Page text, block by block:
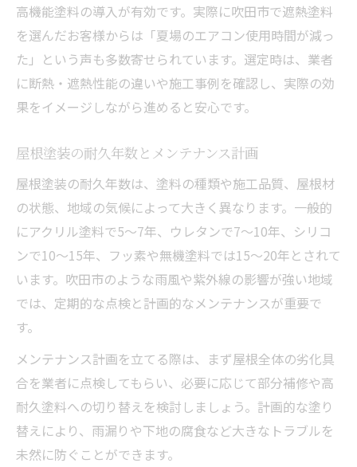
高機能塗料の導入が有効です。実際に吹田市で遮熱塗料
を選んだお客様からは「夏場のエアコン使用時間が減っ
た」という声も多数寄せられています。選定時は、業者
に断熱・遮熱性能の違いや施工事例を確認し、実際の効
果をイメージしながら進めると安心です。
屋根塗装の耐久年数とメンテナンス計画
屋根塗装の耐久年数は、塗料の種類や施工品質、屋根材
の状態、地域の気候によって大きく異なります。一般的
にアクリル塗料で5～7年、ウレタンで7～10年、シリコ
ンで10～15年、フッ素や無機塗料では15～20年とされて
います。吹田市のような雨風や紫外線の影響が強い地域
では、定期的な点検と計画的なメンテナンスが重要で
す。
メンテナンス計画を立てる際は、まず屋根全体の劣化具
合を業者に点検してもらい、必要に応じて部分補修や高
耐久塗料への切り替えを検討しましょう。計画的な塗り
替えにより、雨漏りや下地の腐食など大きなトラブルを
未然に防ぐことができます。